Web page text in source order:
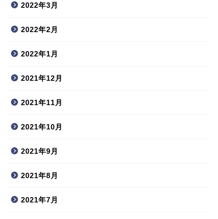
2022年3月
2022年2月
2022年1月
2021年12月
2021年11月
2021年10月
2021年9月
2021年8月
2021年7月